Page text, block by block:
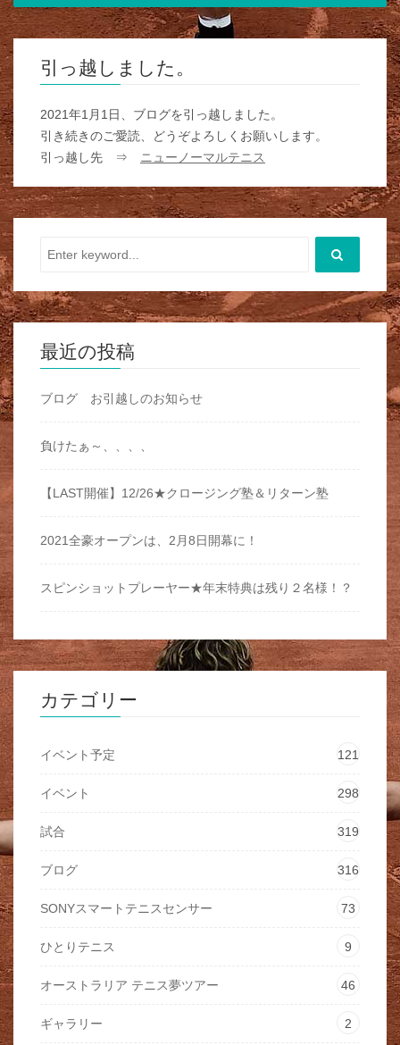
引っ越しました。
2021年1月1日、ブログを引っ越しました。
引き続きのご愛読、どうぞよろしくお願いします。
引っ越し先 ⇒ ニューノーマルテニス
最近の投稿
ブログ お引越しのお知らせ
負けたぁ～、、、、
【LAST開催】12/26★クロージング塾＆リターン塾
2021全豪オープンは、2月8日開幕に！
スピンショットプレーヤー★年末特典は残り２名様！？
カテゴリー
イベント予定 121
イベント 298
試合 319
ブログ 316
SONYスマートテニスセンサー 73
ひとりテニス 9
オーストラリア テニス夢ツアー 46
ギャラリー 2